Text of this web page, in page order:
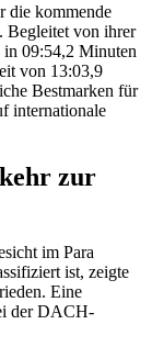
die kommende
Begleitet von ihrer
09:54,2 Minuten
von 13:03,9
Bestmarken für
internationale
zur
im Para
ist, zeigte
Eine
der DACH-